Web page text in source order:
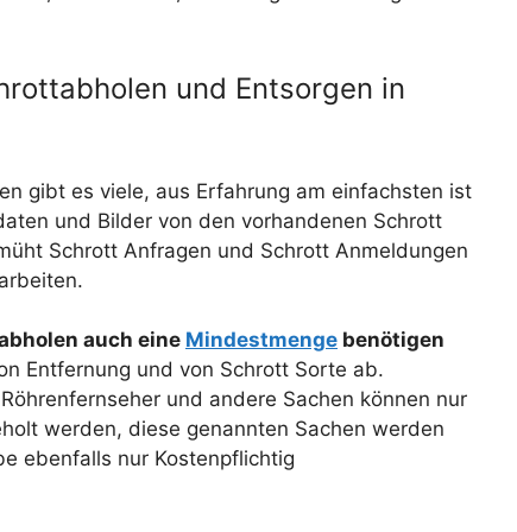
und Entsorgen in
gibt es viele, aus Erfahrung am einfachsten ist
und Bilder von den vorhandenen Schrott
Schrott Anfragen und Schrott Anmeldungen
auch eine Mindestmenge benötigen
Entfernung und von Schrott Sorte ab.
und andere Sachen können nur
werden, diese genannten Sachen werden
ebenfalls nur Kostenpflichtig
Für unseren